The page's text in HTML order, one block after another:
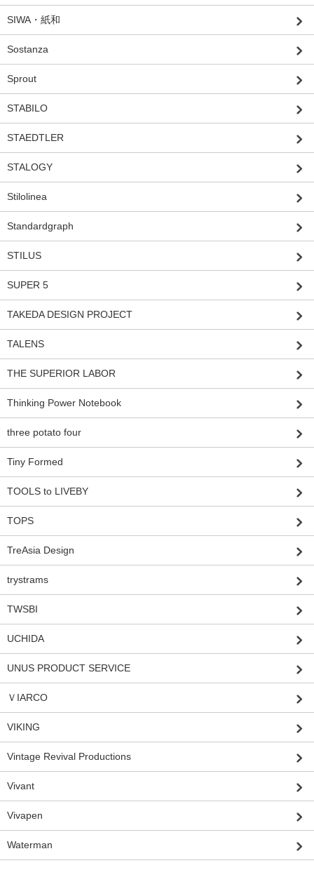
SIWA・紙和
Sostanza
Sprout
STABILO
STAEDTLER
STALOGY
Stilolinea
Standardgraph
STILUS
SUPER 5
TAKEDA DESIGN PROJECT
TALENS
THE SUPERIOR LABOR
Thinking Power Notebook
three potato four
Tiny Formed
TOOLS to LIVEBY
TOPS
TreAsia Design
trystrams
TWSBI
UCHIDA
UNUS PRODUCT SERVICE
ＶIARCO
VIKING
Vintage Revival Productions
Vivant
Vivapen
Waterman